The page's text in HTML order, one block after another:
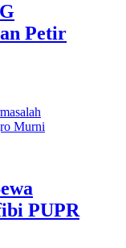
Petir
PUPR